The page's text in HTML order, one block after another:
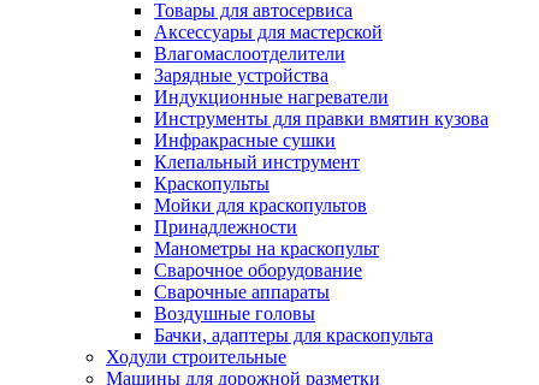
Товары для автосервиса
Аксессуары для мастерской
Влагомаслоотделители
Зарядные устройства
Индукционные нагреватели
Инструменты для правки вмятин кузова
Инфракрасные сушки
Клепальный инструмент
Краскопульты
Мойки для краскопультов
Принадлежности
Манометры на краскопульт
Сварочное оборудование
Сварочные аппараты
Воздушные головы
Бачки, адаптеры для краскопульта
Ходули строительные
Машины для дорожной разметки